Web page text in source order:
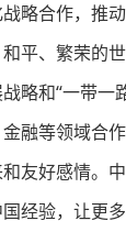
略合作，推
平、繁荣的
略和“一带一
融等领域合
友好感情。
经验，让更